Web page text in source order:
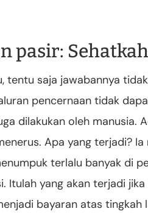
pasir:
tentu saja jawabannya
pencernaan tidak
dilakukan oleh manusia.
Apa yang terjadi?
terlalu banyak di
Itulah yang akan terjadi
bayaran atas tingkah